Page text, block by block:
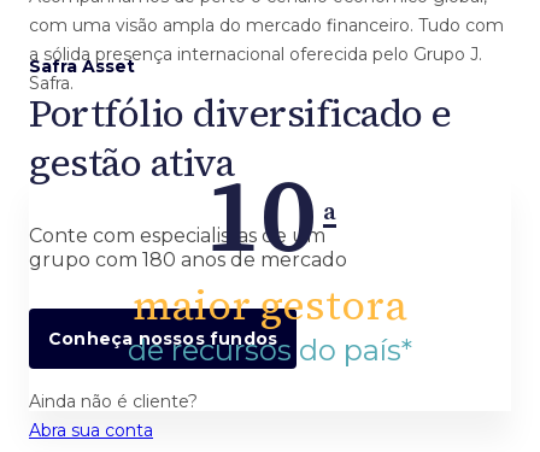
Safra Asset
Portfólio diversificado e
gestão ativa
Conte com especialistas de um
grupo com 180 anos de mercado
Conheça nossos fundos
Ainda não é cliente?
Abra sua conta
com uma visão ampla do mercado financeiro. Tudo com
a sólida presença internacional oferecida pelo Grupo J.
Safra.
10 a
maior gestora
de recursos do país*